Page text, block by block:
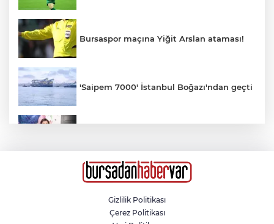
Bursaspor maçına Yiğit Arslan ataması!
'Saipem 7000' İstanbul Boğazı'ndan geçti
Otomobil motosikletle çarpıştı: 2'si çocuk
Gizlilik Politikası
Çerez Politikası